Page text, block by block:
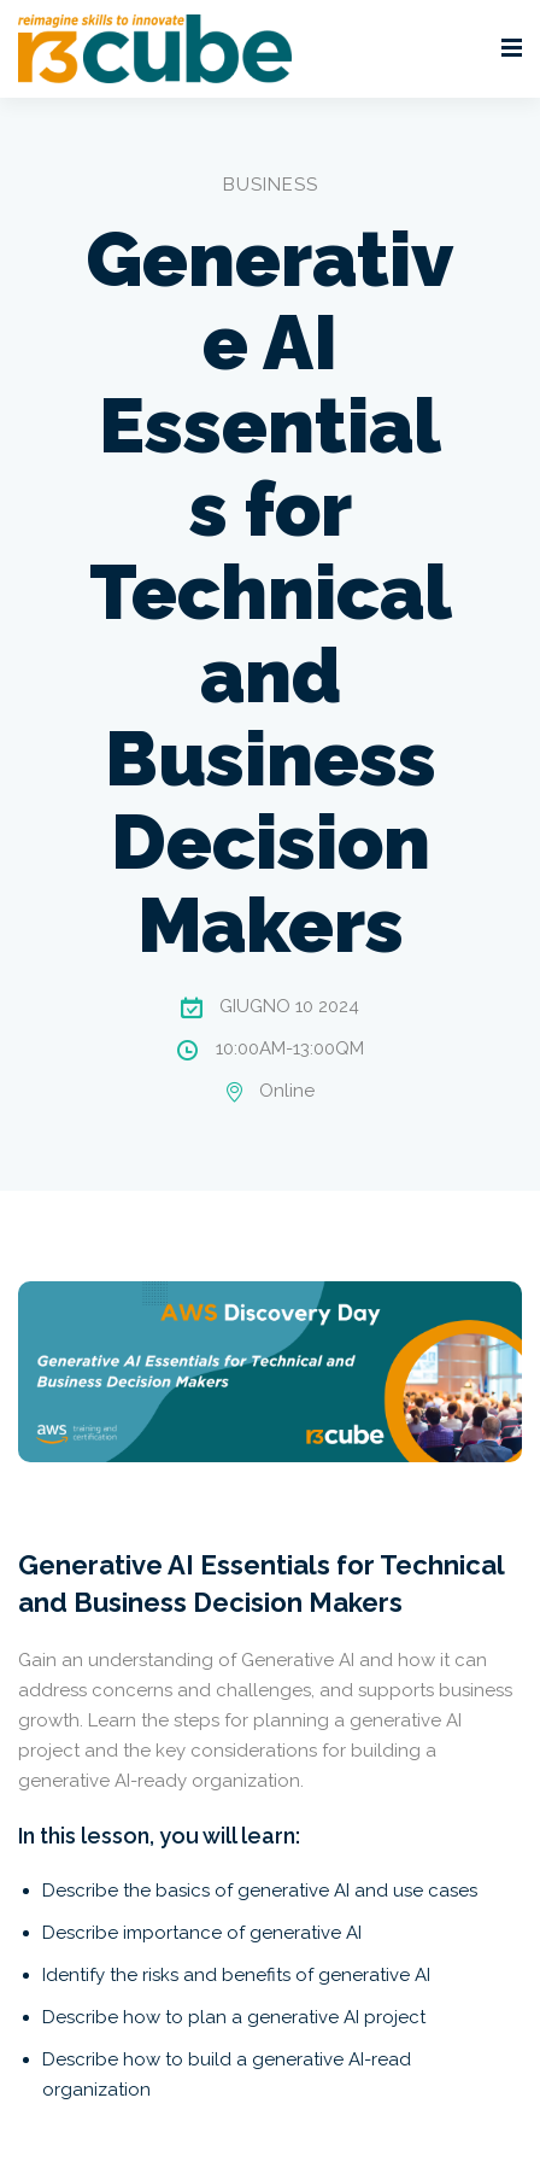
BUSINESS
Generativ
e AI
Essential
s for
Technical
and
Business
Decision
Makers
GIUGNO 10 2024
10:00AM-13:00QM
Online
Generative AI Essentials for Technical
and Business Decision Makers
Gain an understanding of Generative AI and how it can
address concerns and challenges, and supports business
growth. Learn the steps for planning a generative AI
project and the key considerations for building a
generative AI-ready organization.
In this lesson, you will learn:
Describe the basics of generative AI and use cases
Describe importance of generative AI
Identify the risks and benefits of generative AI
Describe how to plan a generative AI project
Describe how to build a generative AI-read
organization